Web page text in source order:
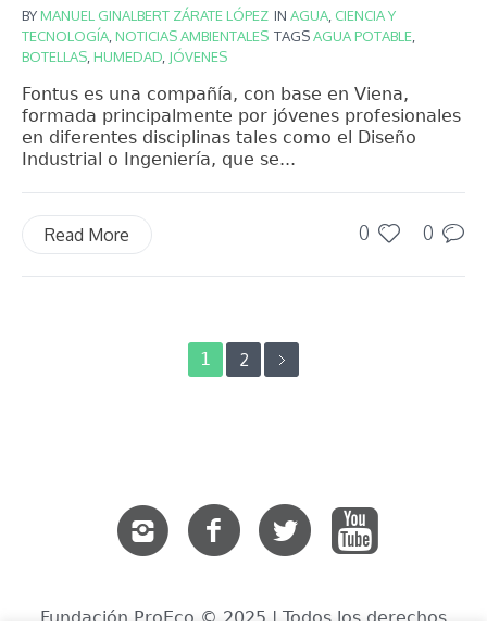
BYMANUEL GINALBERT ZÁRATE LÓPEZ IN AGUA, CIENCIA Y
TECNOLOGÍA,NOTICIAS AMBIENTALES TAGSAGUA POTABLE,
BOTELLAS,HUMEDAD, JÓVENES
Fontus es una compañía, con base en Viena,
formada principalmente por jóvenes profesionales
en diferentes disciplinas tales como el Diseño
Industrial o Ingeniería, que se...
0 0
Read More
1 2
Fundación ProEco © 2025 | Todos los derechos